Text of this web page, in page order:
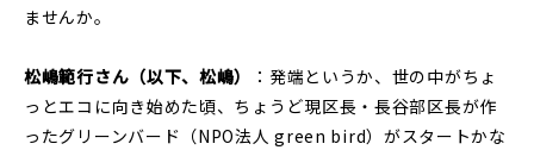
ませんか。
松嶋範⾏さん（以下、松嶋）
：発端というか、世の中がちょ
っとエコに向き始めた頃、ちょうど現区長・長谷部区長が作
ったグリーンバード（NPO法人 green bird）がスタートかな